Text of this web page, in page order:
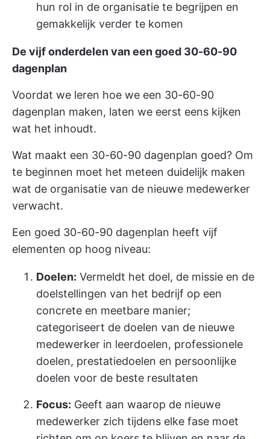
hun rol in de organisatie te begrijpen en
gemakkelijk verder te komen
De vijf onderdelen van een goed 30-60-90
dagenplan
Voordat we leren hoe we een 30-60-90
dagenplan maken, laten we eerst eens kijken
wat het inhoudt.
Wat maakt een 30-60-90 dagenplan goed? Om
te beginnen moet het meteen duidelijk maken
wat de organisatie van de nieuwe medewerker
verwacht.
Een goed 30-60-90 dagenplan heeft vijf
elementen op hoog niveau:
Doelen: Vermeldt het doel, de missie en de
doelstellingen van het bedrijf op een
concrete en meetbare manier;
categoriseert de doelen van de nieuwe
medewerker in leerdoelen, professionele
doelen, prestatiedoelen en persoonlijke
doelen voor de beste resultaten
Focus: Geeft aan waarop de nieuwe
medewerker zich tijdens elke fase moet